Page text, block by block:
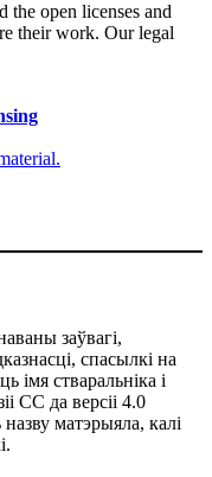
the open licenses and
their work. Our legal
заўвагі,
спасылкі на
імя стваральніка і
СС да версіі 4.0
матэрыяла, калі